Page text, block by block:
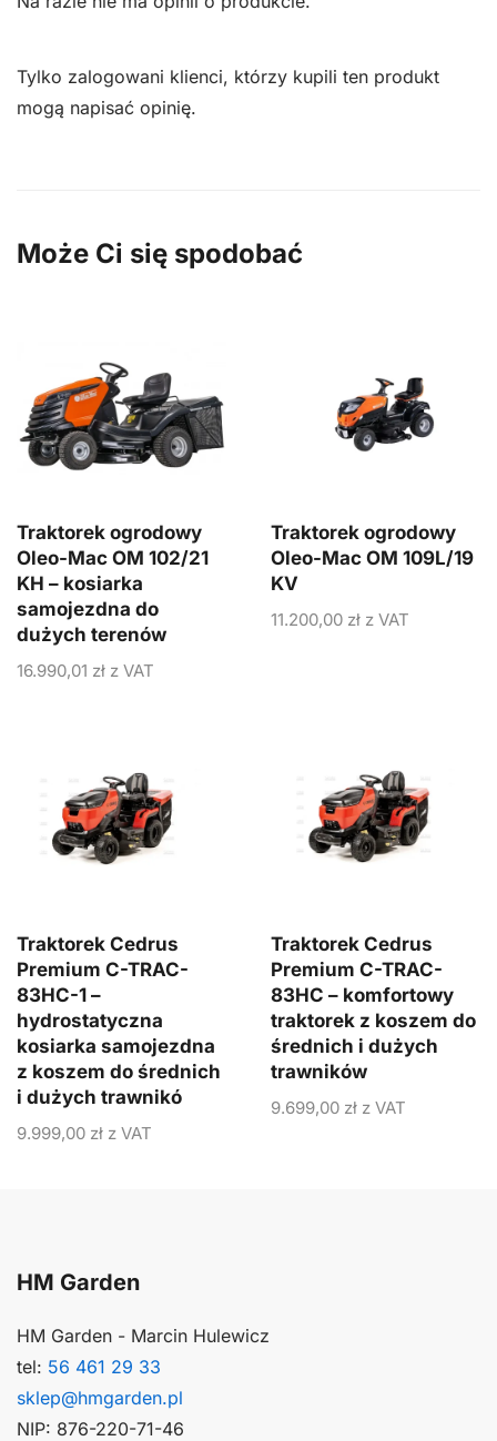
Tylko zalogowani klienci, którzy kupili ten produkt
mogą napisać opinię.
Może Ci się spodobać
Traktorek ogrodowy
Oleo-Mac OM 102/21
KH – kosiarka
samojezdna do
dużych terenów
16.990,01 zł z VAT
Traktorek ogrodowy
Oleo-Mac OM 109L/19
KV
11.200,00 zł z VAT
Traktorek Cedrus
Premium C-TRAC-
83HC-1 –
hydrostatyczna
kosiarka samojezdna
z koszem do średnich
i dużych trawnikó
9.999,00 zł z VAT
Traktorek Cedrus
Premium C-TRAC-
83HC – komfortowy
traktorek z koszem do
średnich i dużych
trawników
9.699,00 zł z VAT
HM Garden
HM Garden - Marcin Hulewicz
tel: 56 461 29 33
sklep@hmgarden.pl
NIP: 876-220-71-46